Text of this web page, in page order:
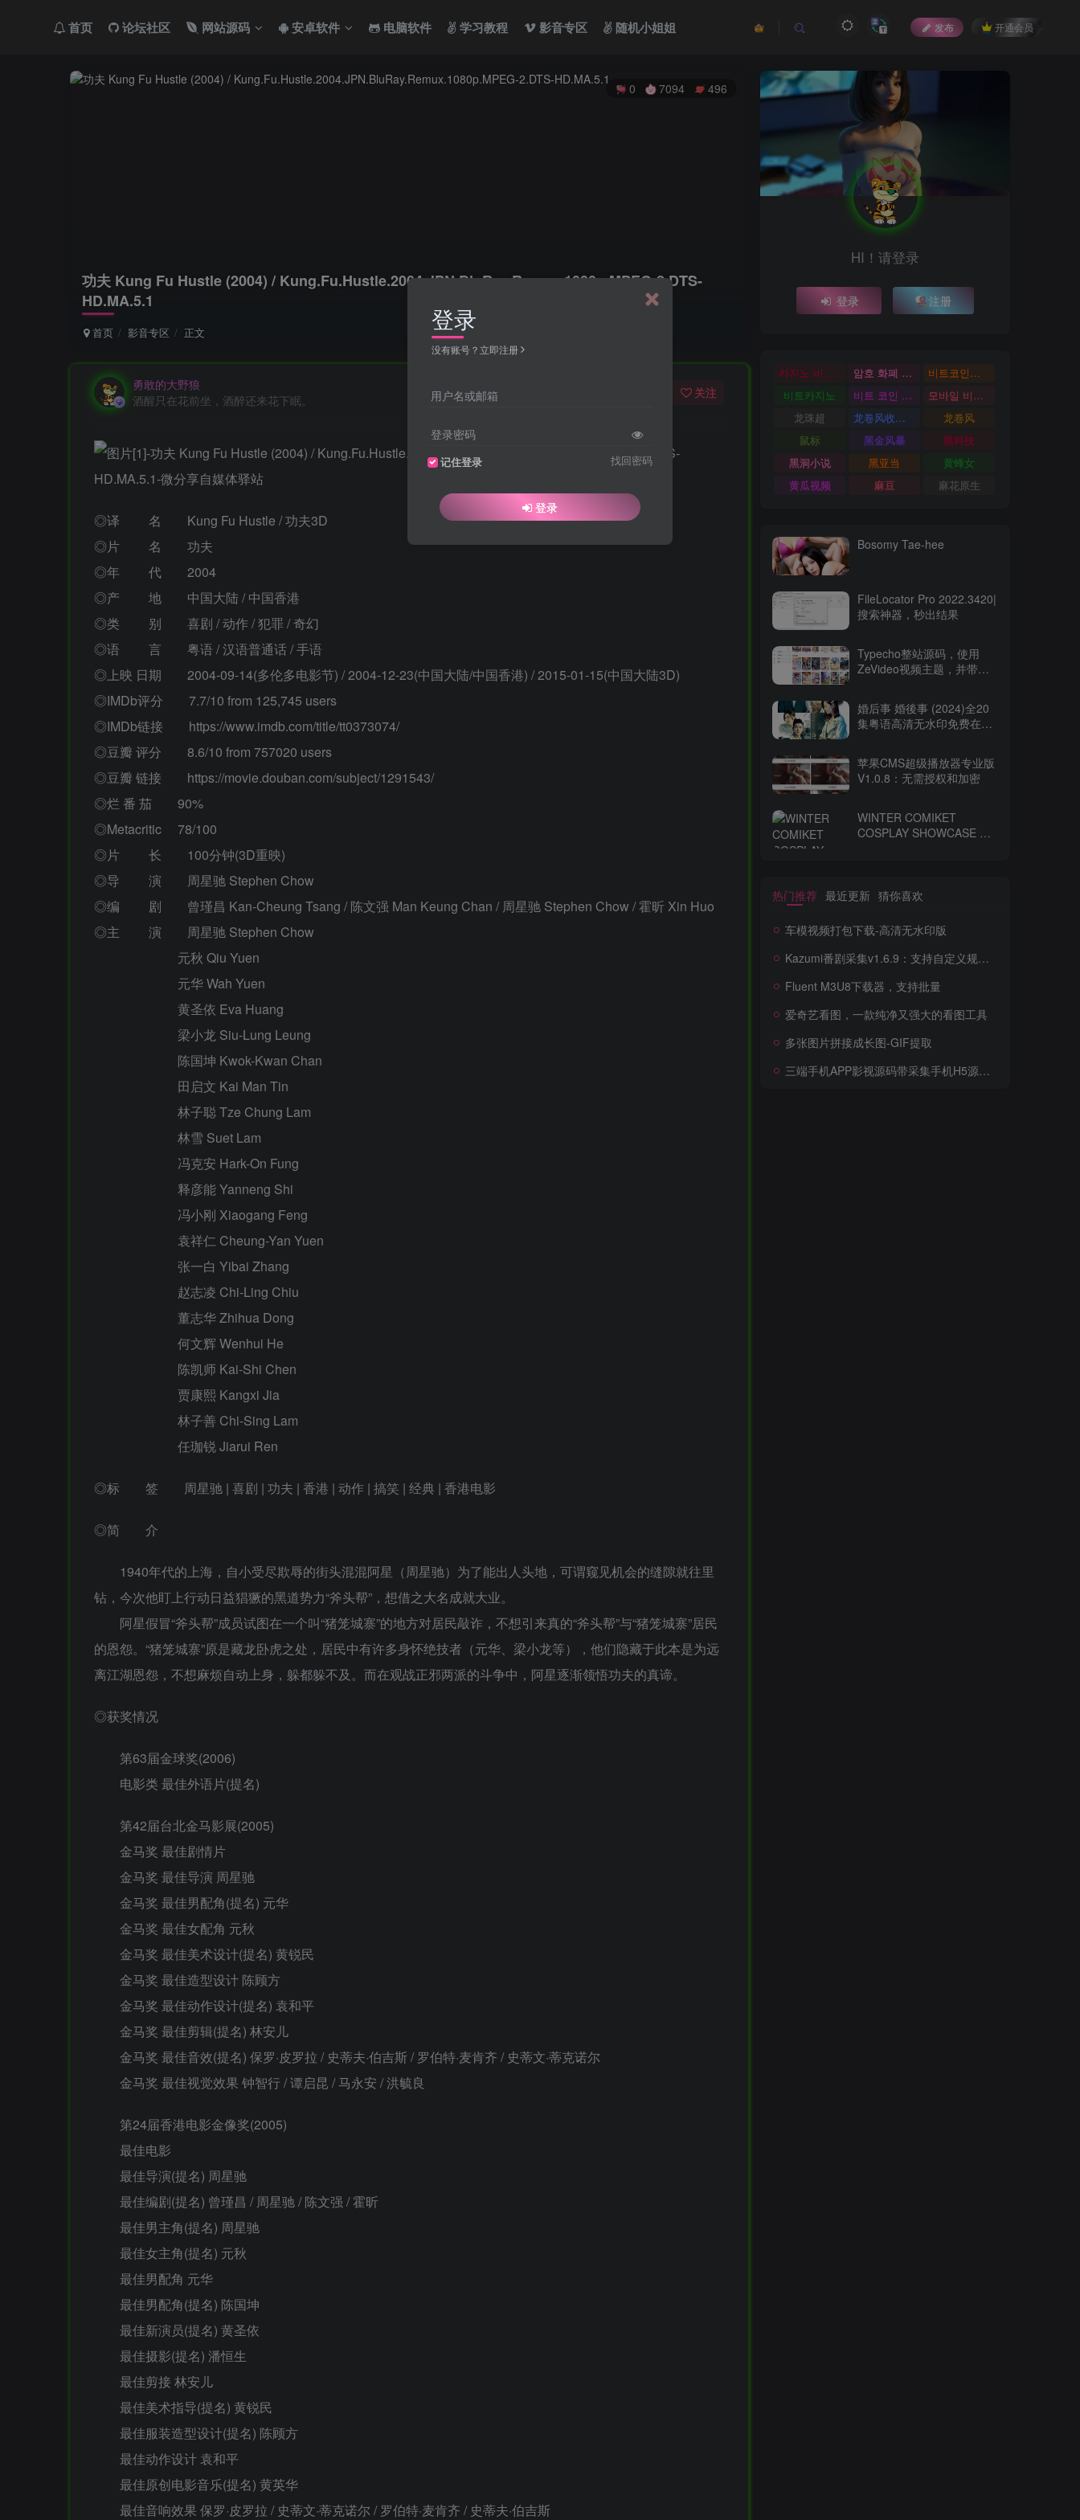
首页 论坛社区 网站源码 安卓软件 电脑软件 学习教程 影音专区 随机小姐姐 发布 开通会员
功夫 Kung Fu Hustle (2004) / Kung.Fu.Hustle.2004.JPN.BluRay.Remux.1080p.MPEG-2.DTS-
HD.MA.5.1
首页 影音专区 正文
0 7094 496
勇敢的大野狼
酒醒只在花前坐，酒醉还来花下眠。
关注
◎译 名 Kung Fu Hustle / 功夫3D
◎片 名 功夫
◎年 代 2004
◎产 地 中国大陆 / 中国香港
◎类 别 喜剧 / 动作 / 犯罪 / 奇幻
◎语 言 粤语 / 汉语普通话 / 手语
◎上映 日期 2004-09-14(多伦多电影节) / 2004-12-23(中国大陆/中国香港) / 2015-01-15(中国大陆3D)
◎IMDb评分 7.7/10 from 125,745 users
◎IMDb链接 https://www.imdb.com/title/tt0373074/
◎豆瓣 评分 8.6/10 from 757020 users
◎豆瓣 链接 https://movie.douban.com/subject/1291543/
◎烂 番 茄 90%
◎Metacritic 78/100
◎片 长 100分钟(3D重映)
◎导 演 周星驰 Stephen Chow
◎编 剧 曾瑾昌 Kan-Cheung Tsang / 陈文强 Man Keung Chan / 周星驰 Stephen Chow / 霍昕 Xin Huo
◎主 演 周星驰 Stephen Chow
元秋 Qiu Yuen
元华 Wah Yuen
黄圣依 Eva Huang
梁小龙 Siu-Lung Leung
陈国坤 Kwok-Kwan Chan
田启文 Kai Man Tin
林子聪 Tze Chung Lam
林雪 Suet Lam
冯克安 Hark-On Fung
释彦能 Yanneng Shi
冯小刚 Xiaogang Feng
袁祥仁 Cheung-Yan Yuen
张一白 Yibai Zhang
赵志凌 Chi-Ling Chiu
董志华 Zhihua Dong
何文辉 Wenhui He
陈凯师 Kai-Shi Chen
贾康熙 Kangxi Jia
林子善 Chi-Sing Lam
任珈锐 Jiarui Ren
◎标 签 周星驰 | 喜剧 | 功夫 | 香港 | 动作 | 搞笑 | 经典 | 香港电影
◎简 介
1940年代的上海，自小受尽欺辱的街头混混阿星（周星驰）为了能出人头地，可谓窥见机会的缝隙就往里
钻，今次他盯上行动日益猖獗的黑道势力“斧头帮”，想借之大名成就大业。
阿星假冒“斧头帮”成员试图在一个叫“猪笼城寨”的地方对居民敲诈，不想引来真的“斧头帮”与“猪笼城寨”居民
的恩怨。“猪笼城寨”原是藏龙卧虎之处，居民中有许多身怀绝技者（元华、梁小龙等），他们隐藏于此本是为远
离江湖恩怨，不想麻烦自动上身，躲都躲不及。而在观战正邪两派的斗争中，阿星逐渐领悟功夫的真谛。
◎获奖情况
第63届金球奖(2006)
电影类 最佳外语片(提名)
第42届台北金马影展(2005)
金马奖 最佳剧情片
金马奖 最佳导演 周星驰
金马奖 最佳男配角(提名) 元华
金马奖 最佳女配角 元秋
金马奖 最佳美术设计(提名) 黄锐民
金马奖 最佳造型设计 陈顾方
金马奖 最佳动作设计(提名) 袁和平
金马奖 最佳剪辑(提名) 林安儿
金马奖 最佳音效(提名) 保罗·皮罗拉 / 史蒂夫·伯吉斯 / 罗伯特·麦肯齐 / 史蒂文·蒂克诺尔
金马奖 最佳视觉效果 钟智行 / 谭启昆 / 马永安 / 洪毓良
第24届香港电影金像奖(2005)
最佳电影
最佳导演(提名) 周星驰
最佳编剧(提名) 曾瑾昌 / 周星驰 / 陈文强 / 霍昕
最佳男主角(提名) 周星驰
最佳女主角(提名) 元秋
最佳男配角 元华
最佳男配角(提名) 陈国坤
最佳新演员(提名) 黄圣依
最佳摄影(提名) 潘恒生
最佳剪接 林安儿
最佳美术指导(提名) 黄锐民
最佳服装造型设计(提名) 陈顾方
最佳动作设计 袁和平
最佳原创电影音乐(提名) 黄英华
最佳音响效果 保罗·皮罗拉 / 史蒂文·蒂克诺尔 / 罗伯特·麦肯齐 / 史蒂夫·伯吉斯
HI！请登录
登录 注册
카지노 비트코인 암호 화폐 카지노
비트코인카지노
비트카지노
비트 코인 온라인 카지노
모바일 비트 코인 카지노
龙珠超
龙卷风收音机
龙卷风
鼠标
黑金风暴
黑科技
黑洞小说
黑亚当
黄蜂女
黄瓜视频
麻豆 麻花原生
Bosomy Tae-hee
FileLocator Pro 2022.3420|
搜索神器，秒出结果
Typecho整站源码，使用
ZeVideo视频主题，并带有
婚后事 婚後事 (2024)全20
集粤语高清无水印免费在线
苹果CMS超级播放器专业版
V1.0.8：无需授权和加密
WINTER COMIKET
COSPLAY SHOWCASE コ
热门推荐 最近更新 猜你喜欢
车模视频打包下载-高清无水印版
Kazumi番剧采集v1.6.9：支持自定义规则+在线观看+弹幕，跨平台下载
Fluent M3U8下载器，支持批量
爱奇艺看图，一款纯净又强大的看图工具
多张图片拼接成长图-GIF提取
三端手机APP影视源码带采集手机H5源码带VIP卡密功能
登录
没有账号？立即注册
用户名或邮箱
登录密码
记住登录 找回密码
登录